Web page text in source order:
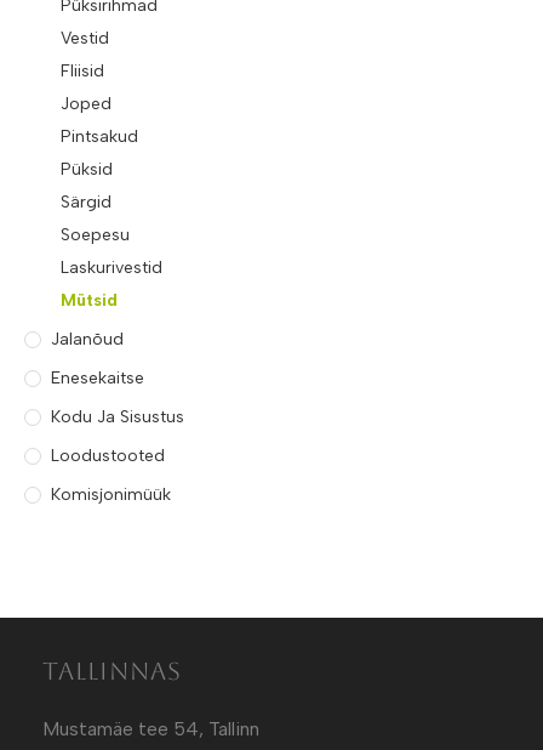
Püksirihmad
Vestid
Fliisid
Joped
Pintsakud
Püksid
Särgid
Soepesu
Laskurivestid
Mütsid
Jalanõud
Enesekaitse
Kodu Ja Sisustus
Loodustooted
Komisjonimüük
Tallinnas
Mustamäe tee 54, Tallinn